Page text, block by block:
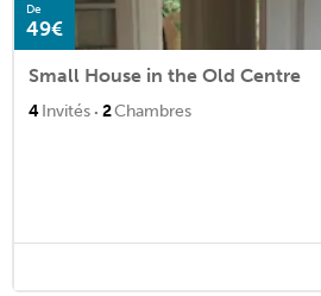
De
49€
Small House in the Old Centre
4Invités · 2Chambres